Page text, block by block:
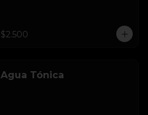
$2.500
Agua Tónica